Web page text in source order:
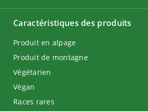
Caractéristiques des produits
Produit en alpage
Produit de montagne
Végétarien
Végan
Races rares